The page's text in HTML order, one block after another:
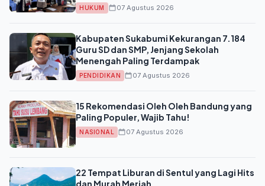
HUKUM 07 Agustus 2026
Kabupaten Sukabumi Kekurangan 7.184
Guru SD dan SMP, Jenjang Sekolah
Menengah Paling Terdampak
PENDIDIKAN 07 Agustus 2026
15 Rekomendasi Oleh Oleh Bandung yang
Paling Populer, Wajib Tahu!
NASIONAL 07 Agustus 2026
22 Tempat Liburan di Sentul yang Lagi Hits
dan Murah Meriah